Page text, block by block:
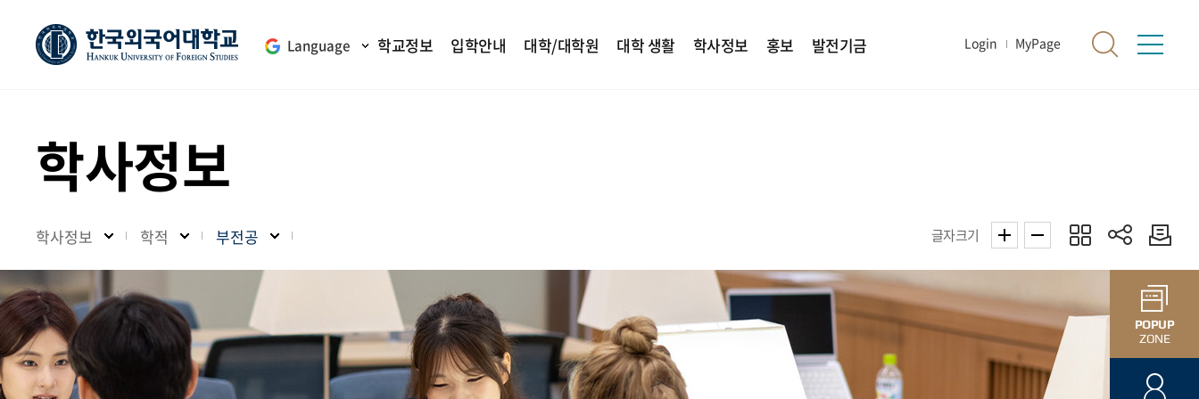
Language 학교정보 입학안내 대학/대학원 대학 생활 학사정보 홍보 발전기금 Login MyPage
POPUP
ZONE
학사정보
학사정보 학적 부전공 글자크기